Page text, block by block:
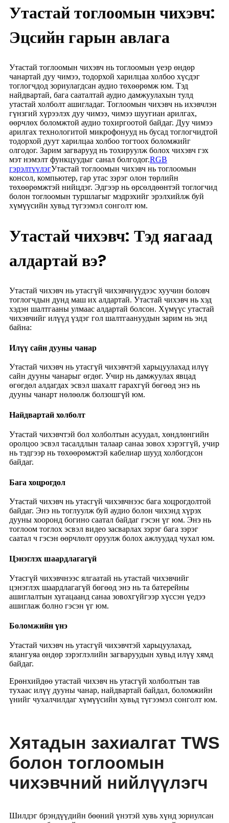
Утастай тоглоомын чихэвч:
Эцсийн гарын авлага
Утастай тоглоомын чихэвч нь тоглоомын үеэр өндөр
чанартай дуу чимээ, тодорхой харилцаа холбоо хүсдэг
тоглогчдод зориулагдсан аудио төхөөрөмж юм. Тэд
найдвартай, бага сааталтай аудио дамжуулахын тулд
утастай холболт ашигладаг. Тоглоомын чихэвч нь ихэвчлэн
гүнзгий хүрээлэх дуу чимээ, чимээ шуугиан арилгах,
өөрчлөх боломжтой аудио тохиргоотой байдаг. Дуу чимээ
арилгах технологитой микрофонууд нь бусад тоглогчидтой
тодорхой дуут харилцаа холбоо тогтоох боломжийг
олгодог. Зарим загварууд нь тохируулж болох чихэвч гэх
мэт нэмэлт функцуудыг санал болгодог.RGB
гэрэлтүүлэгУтастай тоглоомын чихэвч нь тоглоомын
консол, компьютер, гар утас зэрэг олон төрлийн
төхөөрөмжтэй нийцдэг. Эдгээр нь өрсөлдөөнтэй тоглогчид
болон тоглоомын туршлагыг мэдрэхийг эрэлхийлж буй
хүмүүсийн хувьд түгээмэл сонголт юм.
Утастай чихэвч: Тэд яагаад
алдартай вэ?
Утастай чихэвч нь утасгүй чихэвчнүүдээс хуучин боловч
тоглогчдын дунд маш их алдартай. Утастай чихэвч нь хэд
хэдэн шалтгааны улмаас алдартай болсон. Хүмүүс утастай
чихэвчийг илүүд үздэг гол шалтгаануудын зарим нь энд
байна:
Илүү сайн дууны чанар
Утастай чихэвч нь утасгүй чихэвчтэй харьцуулахад илүү
сайн дууны чанарыг өгдөг. Учир нь дамжуулах явцад
өгөгдөл алдагдах эсвэл шахалт гарахгүй бөгөөд энэ нь
дууны чанарт нөлөөлж болзошгүй юм.
Найдвартай холболт
Утастай чихэвчтэй бол холболтын асуудал, хөндлөнгийн
оролцоо эсвэл тасалдлын талаар санаа зовох хэрэггүй, учир
нь тэдгээр нь төхөөрөмжтэй кабелиар шууд холбогдсон
байдаг.
Бага хоцрогдол
Утастай чихэвч нь утасгүй чихэвчнээс бага хоцрогдолтой
байдаг. Энэ нь тоглуулж буй аудио болон чихэнд хүрэх
дууны хооронд богино саатал байдаг гэсэн үг юм. Энэ нь
тоглоом тоглох эсвэл видео засварлах зэрэг бага зэрэг
саатал ч гэсэн өөрчлөлт оруулж болох ажлуудад чухал юм.
Цэнэглэх шаардлагагүй
Утасгүй чихэвчнээс ялгаатай нь утастай чихэвчийг
цэнэглэх шаардлагагүй бөгөөд энэ нь та батерейны
ашиглалтын хугацаанд санаа зовохгүйгээр хүссэн үедээ
ашиглаж болно гэсэн үг юм.
Боломжийн үнэ
Утастай чихэвч нь утасгүй чихэвчтэй харьцуулахад,
ялангуяа өндөр зэрэглэлийн загваруудын хувьд илүү хямд
байдаг.
Ерөнхийдөө утастай чихэвч нь утасгүй холболтын тав
тухаас илүү дууны чанар, найдвартай байдал, боломжийн
үнийг чухалчилдаг хүмүүсийн хувьд түгээмэл сонголт юм.
Хятадын захиалгат TWS
болон тоглоомын
чихэвчний нийлүүлэгч
Шилдэг брэндүүдийн бөөний үнэтэй хувь хүнд зориулсан